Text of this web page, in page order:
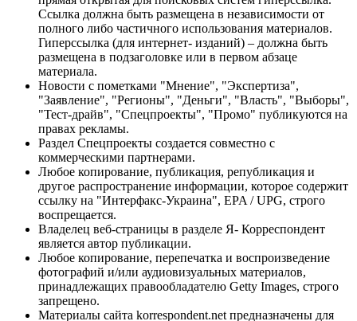
Ссылка должна быть размещена в независимости от
полного либо частичного использования материалов.
Гиперссылка (для интернет- изданий) – должна быть
размещена в подзаголовке или в первом абзаце
материала.
Новости с пометками "Мнение", "Экспертиза",
"Заявление", "Регионы", "Деньги", "Власть", "Выборы",
"Тест-драйв", "Спецпроекты", "Промо" публикуются на
правах рекламы.
Раздел Спецпроекты создается совместно с
коммерческими партнерами.
Любое копирование, публикация, републикация и
другое распространение информации, которое содержит
ссылку на "Интерфакс-Украина", EPA / UPG, строго
воспрещается.
Владелец веб-страницы в разделе Я- Корреспондент
является автор публикации.
Любое копирование, перепечатка и воспроизведение
фотографий и/или аудиовизуальных материалов,
принадлежащих правообладателю Getty Images, строго
запрещено.
Материалы сайта korrespondent.net предназначены для